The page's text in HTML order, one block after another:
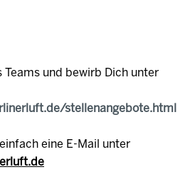
Teams und bewirb Dich unter
stellenangebote.html
eine E-Mail unter